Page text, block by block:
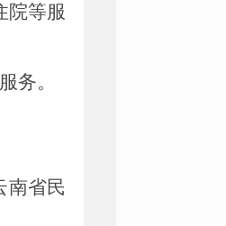
院等服
务。
南省民